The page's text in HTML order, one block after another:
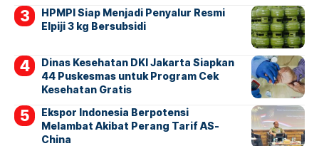
HPMPI Siap Menjadi Penyalur Resmi
Elpiji 3 kg Bersubsidi
Dinas Kesehatan DKI Jakarta Siapkan
44 Puskesmas untuk Program Cek
Kesehatan Gratis
Ekspor Indonesia Berpotensi
Melambat Akibat Perang Tarif AS-
China